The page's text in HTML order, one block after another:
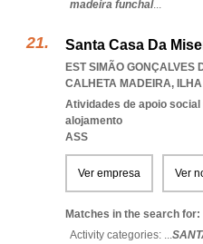
madeira funchal...
Santa Casa Da
EST SIMÃO
CALHETA MADEIRA,
Atividades de apoio
alojamento
ASS
Ver empresa Ver
Matches in the search for:
Activity categories: ...